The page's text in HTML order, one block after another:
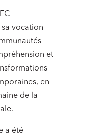
vocation
et
en
de la
a été